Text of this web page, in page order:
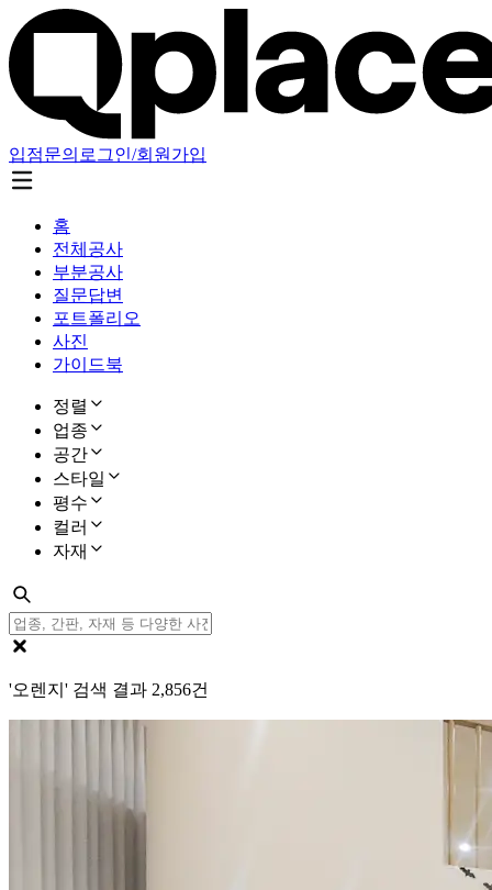
입점문의 로그인/회원가입
홈
전체공사
부분공사
질문답변
포트폴리오
사진
가이드북
정렬
업종
공간
스타일
평수
컬러
자재
'오렌지' 검색 결과 2,856건